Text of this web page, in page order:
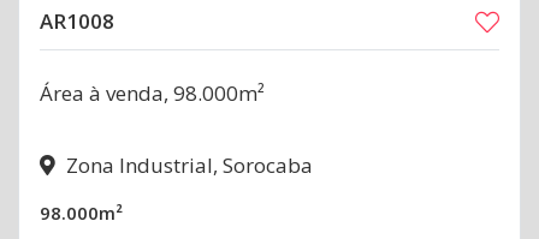
AR1008
Área à venda, 98.000m²
Zona Industrial, Sorocaba
98.000m²